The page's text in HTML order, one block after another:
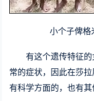
小个子俾格
有这个遗传特征
常的症状，因此在莎拉
有科学方面的，也有其